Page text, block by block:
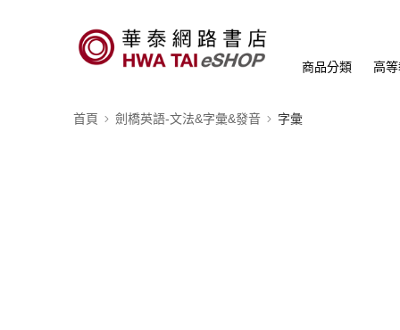
商品分類 高
首頁 劍橋英語-文法&字彙&發音 字彙